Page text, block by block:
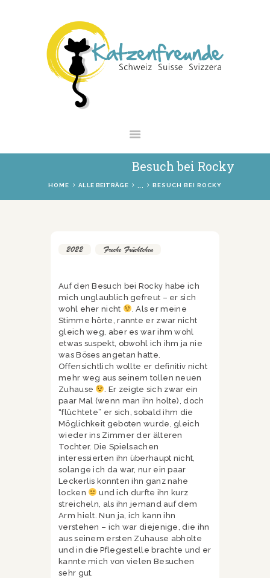
Besuch bei Rocky
HOME ALLE BEITRÄGE BESUCH BEI ROCKY
NEWS
VERMITTLUNG
INTERESSANTES
SHOP
2022 Freche Früchtchen
Auf den Besuch bei Rocky habe ich
mich unglaublich gefreut – er sich
wohl eher nicht
. Als er meine
Stimme hörte, rannte er zwar nicht
gleich weg, aber es war ihm wohl
etwas suspekt, obwohl ich ihm ja nie
was Böses angetan hatte.
Offensichtlich wollte er definitiv nicht
mehr weg aus seinem tollen neuen
Zuhause
. Er zeigte sich zwar ein
paar Mal (wenn man ihn holte), doch
“flüchtete” er sich, sobald ihm die
Möglichkeit geboten wurde, gleich
wieder ins Zimmer der älteren
Tochter. Die Spielsachen
interessierten ihn überhaupt nicht,
solange ich da war, nur ein paar
Leckerlis konnten ihn ganz nahe
locken
und ich durfte ihn kurz
streicheln, als ihn jemand auf dem
Arm hielt. Nun ja, ich kann ihn
verstehen – ich war diejenige, die ihn
aus seinem ersten Zuhause abholte
und in die Pflegestelle brachte und er
kannte mich von vielen Besuchen
sehr gut.